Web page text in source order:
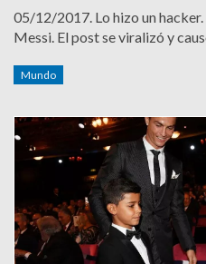
05/12/2017. Lo hizo un
Messi. El post se viralizó y
Mundo